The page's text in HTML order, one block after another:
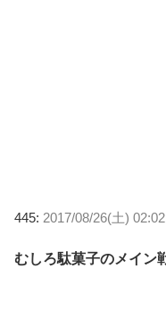
445: 2017/08/26(土)
むしろ駄菓子のメイン